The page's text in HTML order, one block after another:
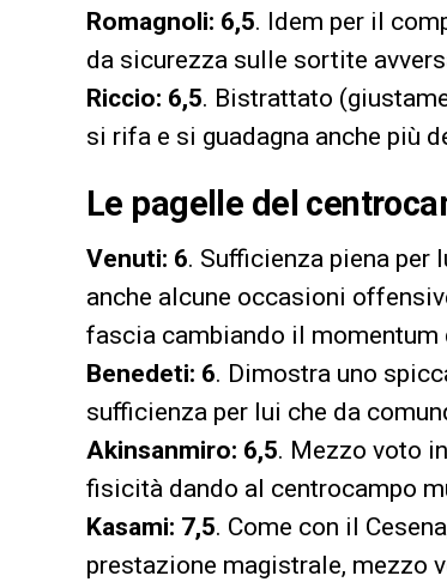
Romagnoli: 6,5. Idem per il
da sicurezza sulle sortite
Riccio: 6,5. Bistrattato
si rifa e si guadagna anche più
Le pagelle del
Venuti: 6. Sufficienza piena per
anche alcune occasioni
fascia cambiando il momentum
Benedeti: 6. Dimostra uno
sufficienza per lui che da
Akinsanmiro: 6,5. Mezzo voto
fisicità dando al centrocampo
Kasami: 7,5. Come con il
prestazione magistrale, mezzo